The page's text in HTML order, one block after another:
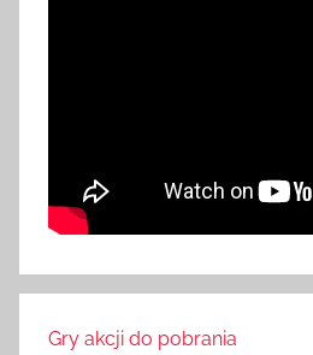
Gry akcji do pobrania